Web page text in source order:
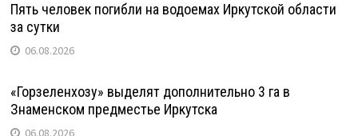
Пять человек погибли на водоемах Иркутской области
за сутки
06.08.2026
«Горзеленхозу» выделят дополнительно 3 га в
Знаменском предместье Иркутска
06.08.2026